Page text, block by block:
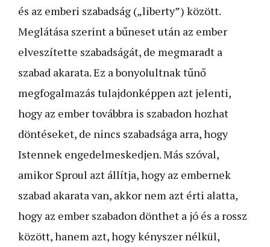
és az emberi szabadság („liberty”) között.
Meglátása szerint a bűneset után az ember
elveszítette szabadságát, de megmaradt a
szabad akarata. Ez a bonyolultnak tűnő
megfogalmazás tulajdonképpen azt jelenti,
hogy az ember továbbra is szabadon hozhat
döntéseket, de nincs szabadsága arra, hogy
Istennek engedelmeskedjen. Más szóval,
amikor Sproul azt állítja, hogy az embernek
szabad akarata van, akkor nem azt érti alatta,
hogy az ember szabadon dönthet a jó és a rossz
között, hanem azt, hogy kényszer nélkül,